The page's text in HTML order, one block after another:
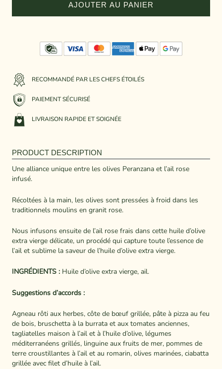
AJOUTER AU PANIER
RECOMMANDÉ PAR LES CHEFS ÉTOILÉS
PAIEMENT SÉCURISÉ
LIVRAISON RAPIDE ET SOIGNÉE
PRODUCT DESCRIPTION
Une alliance unique entre les olives Peranzana et l’ail rose
infusé.
Récoltées à la main, les olives sont pressées à froid dans les
traditionnels moulins en granit rose.
Nous infusons ensuite de l’ail rose frais dans cette huile d’olive
extra vierge délicate, un procédé qui capture toute l’essence de
l’ail et sublime la saveur de l’huile d’olive extra vierge.
INGRÉDIENTS : Huile d’olive extra vierge, ail.
Suggestions d’accords :
Agneau rôti aux herbes, côte de bœuf grillée, pâte à pizza au feu
de bois, bruschetta à la burrata et aux tomates anciennes,
tagliatelles maison à l’ail et à l’huile d’olive, légumes
méditerranéens grillés, linguine aux fruits de mer, pommes de
terre croustillantes à l’ail et au romarin, olives marinées, ciabatta
grillée avec filet d’huile à l’ail.